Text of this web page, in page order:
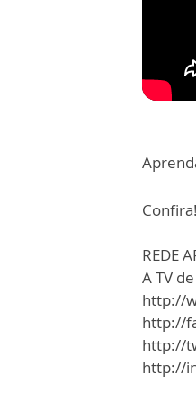
Confira!
REDE
A TV
http://
http://
http://
http://